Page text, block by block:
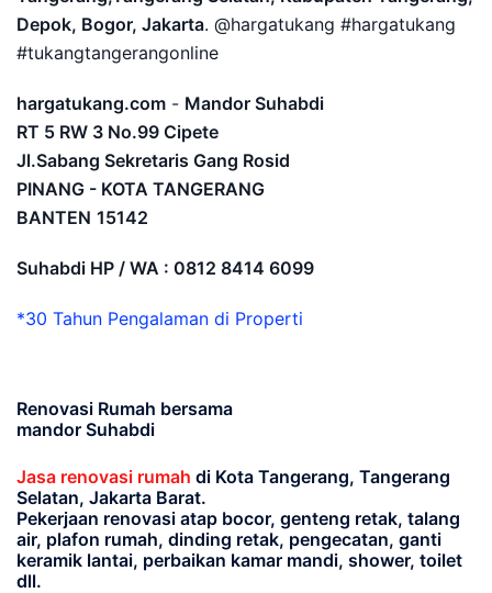
Depok, Bogor, Jakarta. @hargatukang #hargatukang
#tukangtangerangonline
hargatukang.com - Mandor Suhabdi
RT 5 RW 3 No.99 Cipete
Jl.Sabang Sekretaris Gang Rosid
PINANG - KOTA TANGERANG
BANTEN 15142
Suhabdi HP / WA : 0812 8414 6099
*30 Tahun Pengalaman di Properti
Renovasi Rumah bersama
mandor Suhabdi
Jasa renovasi rumah di Kota Tangerang, Tangerang
Selatan, Jakarta Barat.
Pekerjaan renovasi atap bocor, genteng retak, talang
air, plafon rumah, dinding retak, pengecatan, ganti
keramik lantai, perbaikan kamar mandi, shower, toilet
dll.